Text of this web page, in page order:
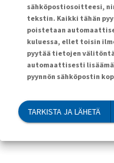
sähköpostiosoitteesi,
tekstin. Kaikki tähän
poistetaan
kuluessa, ellet toisin
pyytää tietojen
automaattisesti
pyynnön sähköpostin
TARKISTA JA LÄHETÄ